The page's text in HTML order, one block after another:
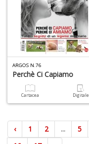
ARGOS N.76
Perchè Ci Capiamo
Cartacea Digitale
‹ 1 2 ... 5